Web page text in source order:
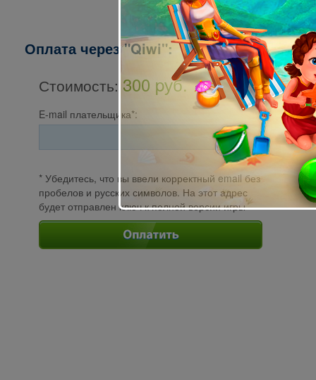
Оплата через "Qiwi":
Стоимость: 300 pуб.
E-mail плательщика*:
* Убедитесь, что вы ввели корректный email без
пробелов и русских символов. На этот адрес
будет отправлен ключ к полной версии игры